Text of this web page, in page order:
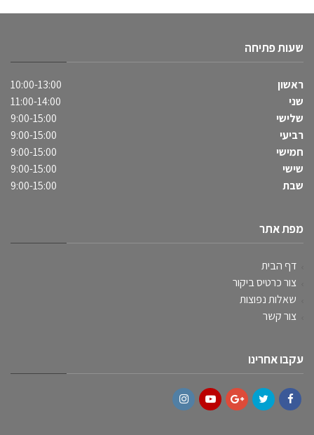
שעות פתיחה
ראשון
10:00-13:00
שני
11:00-14:00
שלישי
9:00-15:00
רביעי
9:00-15:00
חמישי
9:00-15:00
שישי
9:00-15:00
שבת
9:00-15:00
מפת אתר
דף הבית
צור כרטיס ביקור
שאלות נפוצות
צור קשר
עקבו אחרינו